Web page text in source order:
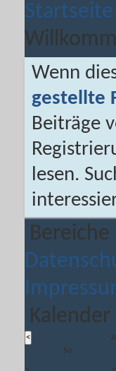
Startseite
Wenn
gestellte
Beiträge
lesen.
Bereiche
Kalender
So